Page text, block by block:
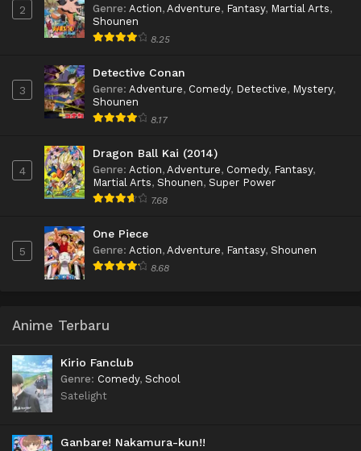
2 Genre: Action, Adventure, Fantasy, Martial Arts,
Shounen
8.25
3
Detective Conan
Genre: Adventure, Comedy, Detective, Mystery,
Shounen
8.17
4
Dragon Ball Kai (2014)
Genre: Action, Adventure, Comedy, Fantasy,
Martial Arts, Shounen, Super Power
7.68
5
One Piece
Genre: Action, Adventure, Fantasy, Shounen
8.68
Anime Terbaru
Kirio Fanclub
Genre: Comedy, School
Satelight
Ganbare! Nakamura-kun!!